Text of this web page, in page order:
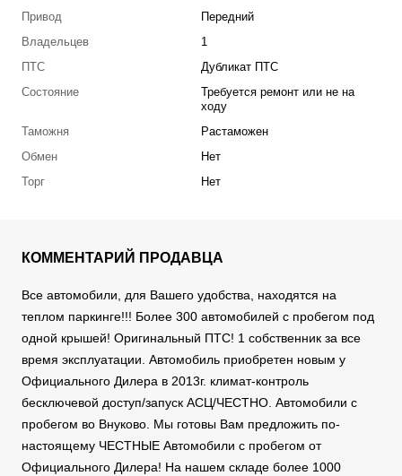
Привод
Передний
Владельцев
1
ПТС
Дубликат ПТС
Состояние
Требуется ремонт или не на
ходу
Таможня
Растаможен
Обмен
Нет
Торг
Нет
КОММЕНТАРИЙ ПРОДАВЦА
Все автомобили, для Вашего удобства, находятся на
теплом паркинге!!! Более 300 автомобилей с пробегом под
одной крышей! Оригинальный ПТС! 1 собственник за все
время эксплуатации. Автомобиль приобретен новым у
Официального Дилера в 2013г. климат-контроль
бесключевой доступ/запуск АСЦ/ЧЕСТНО. Автомобили с
пробегом во Внуково. Мы готовы Вам предложить по-
настоящему ЧЕСТНЫЕ Автомобили с пробегом от
Официального Дилера! На нашем складе более 1000